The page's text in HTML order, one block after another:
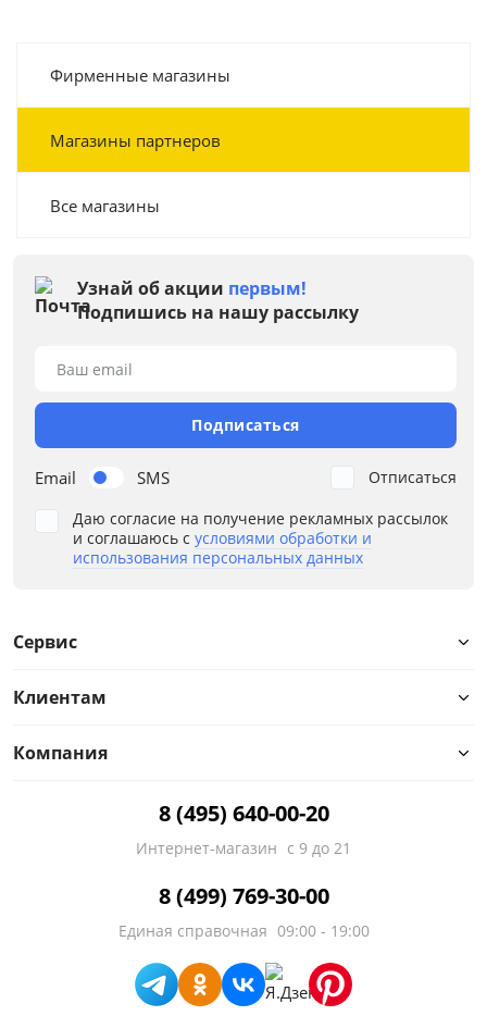
Фирменные магазины
Магазины партнеров
Все магазины
Узнай об акции первым!
Подпишись на нашу рассылку
Email SMS
Ваш email
Подписаться
Даю согласие на получение рекламных рассылок
и соглашаюсь с условиями обработки и
использования персональных данных
Отписаться
Сервис
Клиентам
Компания
8 (495) 640-00-20
Интернет-магазин с 9 до 21
8 (499) 769-30-00
Единая справочная 09:00 - 19:00